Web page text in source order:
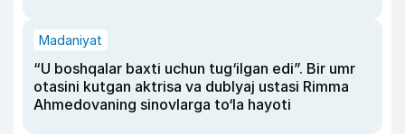
Madaniyat
“U boshqalar baxti uchun tug‘ilgan edi”. Bir umr
otasini kutgan aktrisa va dublyaj ustasi Rimma
Ahmedovaning sinovlarga to‘la hayoti